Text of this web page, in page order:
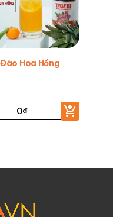
Hoa Hồng
0₫